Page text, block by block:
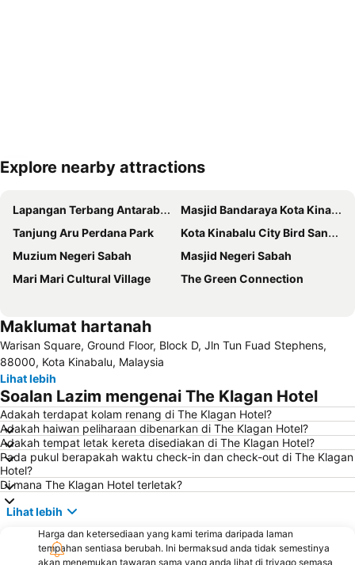
Kembangkan peta
Explore nearby attractions
Lapangan Terbang Antarabangsa Kota Kinabalu
Masjid Bandaraya Kota Kinabalu
Tanjung Aru Perdana Park
Kota Kinabalu City Bird Sanctuary
Muzium Negeri Sabah
Masjid Negeri Sabah
Mari Mari Cultural Village
The Green Connection
Maklumat hartanah
Warisan Square, Ground Floor, Block D, Jln Tun Fuad Stephens,
88000, Kota Kinabalu, Malaysia
Lihat lebih
Soalan Lazim mengenai The Klagan Hotel
Adakah terdapat kolam renang di The Klagan Hotel?
Adakah haiwan peliharaan dibenarkan di The Klagan Hotel?
Adakah tempat letak kereta disediakan di The Klagan Hotel?
Pada pukul berapakah waktu check-in dan check-out di The Klagan
Hotel?
Di mana The Klagan Hotel terletak?
Lihat lebih
Harga dan ketersediaan yang kami terima daripada laman
tempahan sentiasa berubah. Ini bermaksud anda tidak semestinya
akan menemukan tawaran sama yang anda lihat di trivago semasa